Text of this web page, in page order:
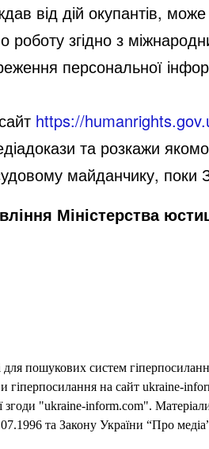
від дій окупантів,
згідно з
персональної
https://
та розкажи
майданчику, поки
Міністерства
для пошукових систем
на сайт ukraine-
"ukraine-inform.com".
та Закону України “Про